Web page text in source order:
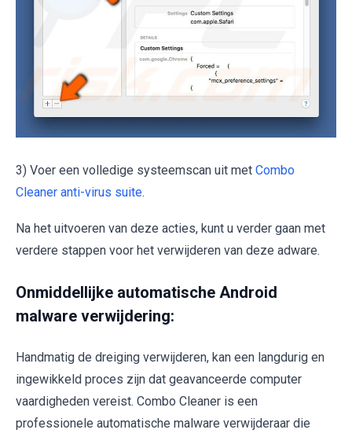
3) Voer een volledige systeemscan uit met Combo
Cleaner anti-virus suite.
Na het uitvoeren van deze acties, kunt u verder gaan met
verdere stappen voor het verwijderen van deze adware.
Onmiddellijke automatische Android
malware verwijdering:
Handmatig de dreiging verwijderen, kan een langdurig en
ingewikkeld proces zijn dat geavanceerde computer
vaardigheden vereist. Combo Cleaner is een
professionele automatische malware verwijderaar die